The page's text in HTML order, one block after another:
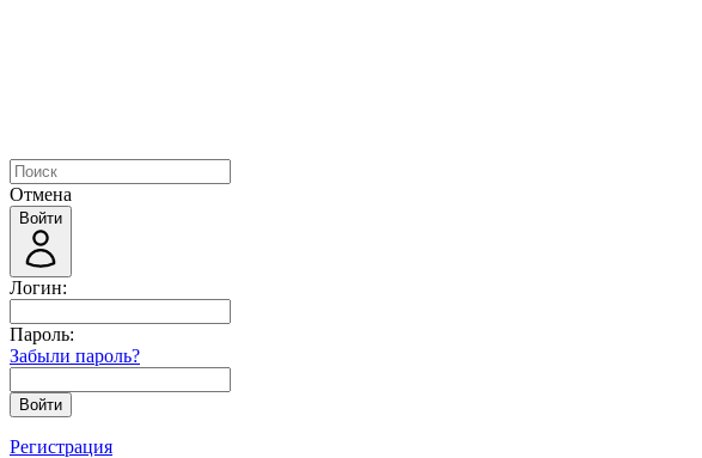
Отмена
Войти
Логин:
Пароль:
Забыли пароль?
Войти
Регистрация